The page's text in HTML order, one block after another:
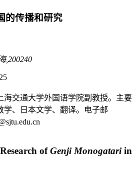
的传播和研究
,200240
海交通大学外国语学院副教授。主要
学、日本文学、翻译。电子邮
ofGenji Monogatariin